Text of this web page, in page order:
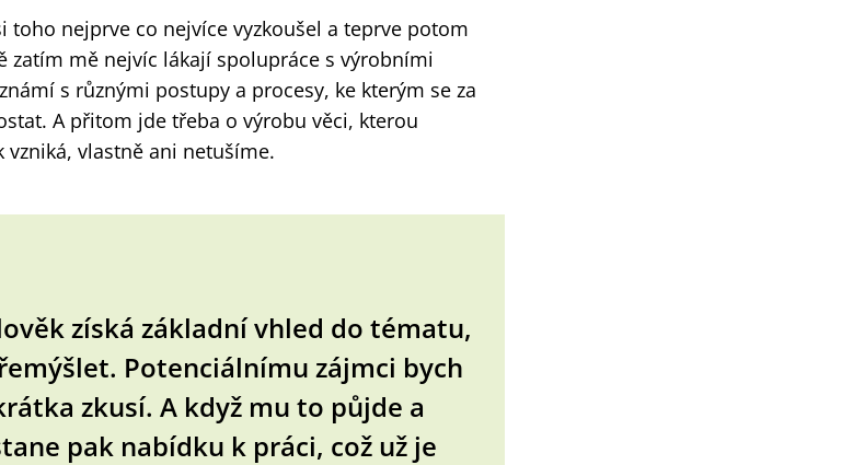
toho nejprve co nejvíce vyzkoušel a teprve potom
zatím mě nejvíc lákají spolupráce s výrobními
s různými postupy a procesy, ke kterým se za
A přitom jde třeba o výrobu věci, kterou
vlastně ani netušíme.
získá základní vhled do tématu,
Potenciálnímu zájmci bych
zkusí. A když mu to půjde a
pak nabídku k práci, což už je